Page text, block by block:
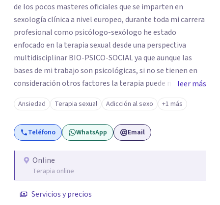
de los pocos masteres oficiales que se imparten en
sexología clínica a nivel europeo, durante toda mi carrera
profesional como psicólogo-sexólogo he estado
enfocado en la terapia sexual desde una perspectiva
multidisciplinar BIO-PSICO-SOCIAL ya que aunque las
bases de mi trabajo son psicológicas, si no se tienen en
consideración otros factores la terapia puede no
funcionar al tener una visión demasiado simplista,
excluyendo de antemano otros factores que pueden
influir. Mi intención es ayudar para conseguir una mejora
global de tu sexualidad, considerando cada caso como
personal concreta. En especial mi ámbito de trabajo es la
disfunción eréctil, la eyaculación precoz y la falta de
es de enorme importancia tanto para el bienestar físico y
leer más
Ansiedad Terapia sexual Adicción al sexo +1 más
Teléfono WhatsApp Email
Online
Terapia online
Servicios y precios